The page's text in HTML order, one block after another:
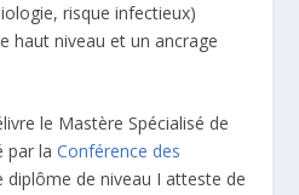
risque infectieux)
haut niveau et un ancrage
le Mastère Spécialisé de
par laConférence des
diplôme de niveau I atteste de